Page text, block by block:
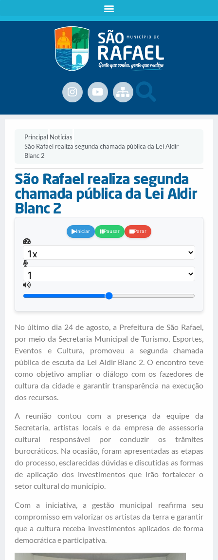
Principal Notícias
São Rafael realiza segunda chamada pública da Lei Aldir
Blanc 2
São Rafael realiza segunda
chamada pública da Lei Aldir
Blanc 2
Iniciar Pausar Parar
No último dia 24 de agosto, a Prefeitura de São Rafael,
por meio da Secretaria Municipal de Turismo, Esportes,
Eventos e Cultura, promoveu a segunda chamada
pública de escuta da Lei Aldir Blanc 2. O encontro teve
como objetivo ampliar o diálogo com os fazedores de
cultura da cidade e garantir transparência na execução
dos recursos.
A reunião contou com a presença da equipe da
Secretaria, artistas locais e da empresa de assessoria
cultural responsável por conduzir os trâmites
burocráticos. Na ocasião, foram apresentadas as etapas
do processo, esclarecidas dúvidas e discutidas as formas
de aplicação dos investimentos que irão fortalecer o
setor cultural do município.
Com a iniciativa, a gestão municipal reafirma seu
compromisso em valorizar os artistas da terra e garantir
que a cultura receba investimentos aplicados de forma
democrática e participativa.